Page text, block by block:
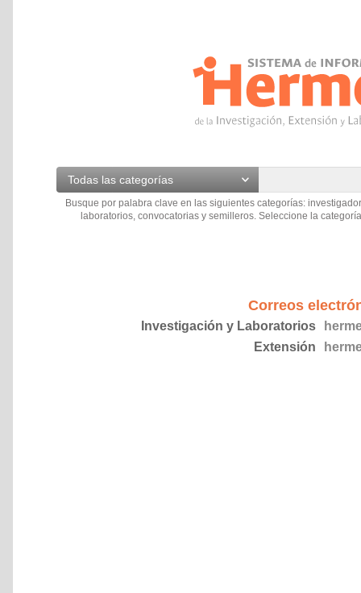
Todas las categorías
Busque por palabra clave en las siguientes categorías:
laboratorios, convocatorias y semilleros. Seleccione la
Correos
Investigación y Laboratorios
Extensión